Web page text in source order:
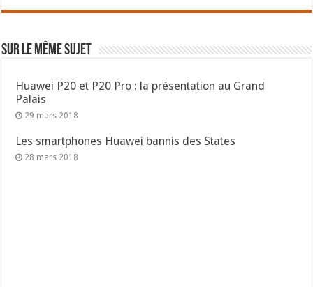
Sur le même sujet
Huawei P20 et P20 Pro : la présentation au Grand
Palais
29 mars 2018
Les smartphones Huawei bannis des States
28 mars 2018